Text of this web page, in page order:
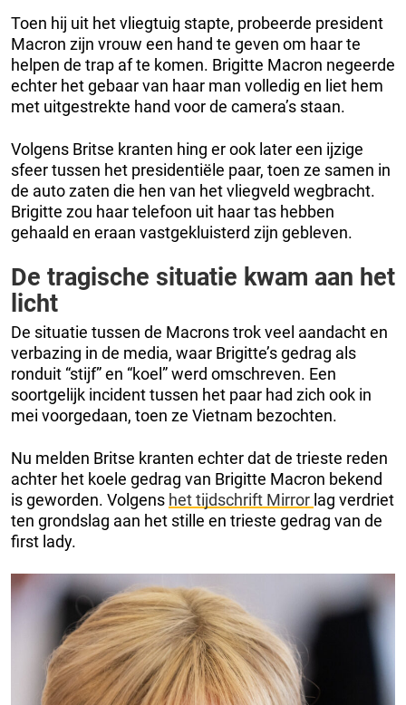
Toen hij uit het vliegtuig stapte, probeerde president
Macron zijn vrouw een hand te geven om haar te
helpen de trap af te komen. Brigitte Macron negeerde
echter het gebaar van haar man volledig en liet hem
met uitgestrekte hand voor de camera’s staan.
Volgens Britse kranten hing er ook later een ijzige
sfeer tussen het presidentiële paar, toen ze samen in
de auto zaten die hen van het vliegveld wegbracht.
Brigitte zou haar telefoon uit haar tas hebben
gehaald en eraan vastgekluisterd zijn gebleven.
De tragische situatie kwam aan het
licht
De situatie tussen de Macrons trok veel aandacht en
verbazing in de media, waar Brigitte’s gedrag als
ronduit “stijf” en “koel” werd omschreven. Een
soortgelijk incident tussen het paar had zich ook in
mei voorgedaan, toen ze Vietnam bezochten.
Nu melden Britse kranten echter dat de trieste reden
achter het koele gedrag van Brigitte Macron bekend
is geworden. Volgens het tijdschrift Mirror lag verdriet
ten grondslag aan het stille en trieste gedrag van de
first lady.